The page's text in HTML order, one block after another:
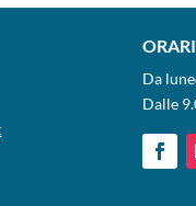
Da
Dalle